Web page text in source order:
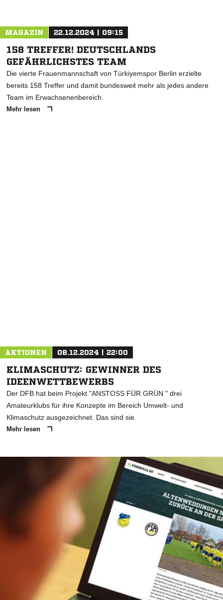
MAGAZIN 22.12.2024 | 09:15
158 TREFFER! DEUTSCHLANDS
GEFÄHRLICHSTES TEAM
Die vierte Frauenmannschaft von Türkiyemspor Berlin erzielte
bereits 158 Treffer und damit bundesweit mehr als jedes andere
Team im Erwachsenenbereich.
Mehr lesen
AKTIONEN 08.12.2024 | 22:00
KLIMASCHUTZ: GEWINNER DES
IDEENWETTBEWERBS
Der DFB hat beim Projekt "ANSTOSS FÜR GRÜN " drei
Amateurklubs für ihre Konzepte im Bereich Umwelt- und
Klimaschutz ausgezeichnet. Das sind sie.
Mehr lesen